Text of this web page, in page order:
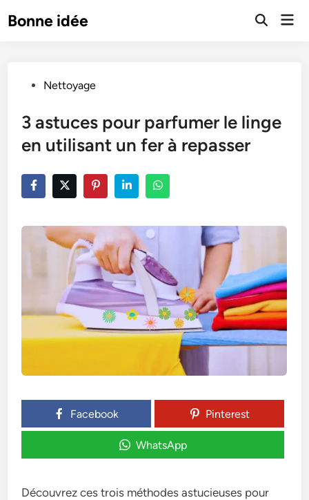
toBonne idée
Open
PostedNettoyage
3 astuces pour parfumer le linge
en utilisant un fer à repasser
Facebook Pinterest
WhatsApp
Découvrez ces trois méthodes astucieuses pour